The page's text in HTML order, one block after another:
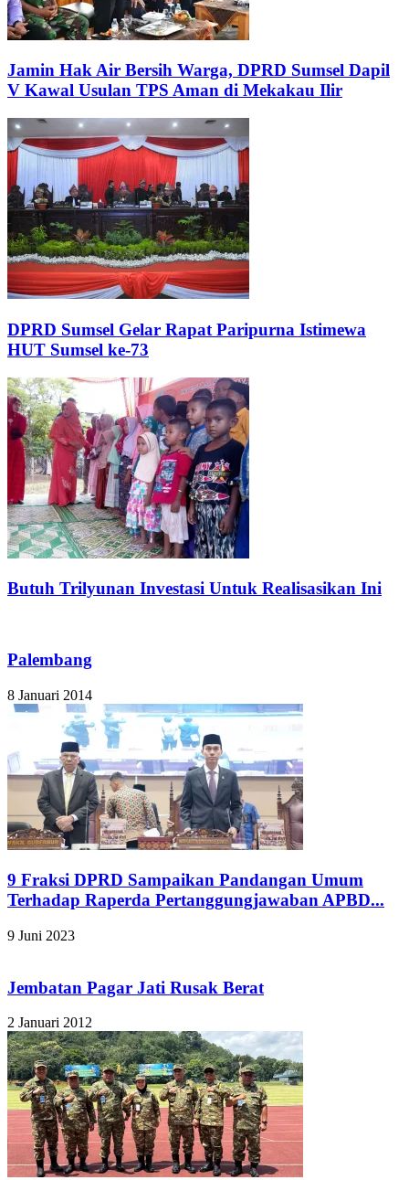
Jamin Hak Air Bersih Warga, DPRD Sumsel Dapil
V Kawal Usulan TPS Aman di Mekakau Ilir
DPRD Sumsel Gelar Rapat Paripurna Istimewa
HUT Sumsel ke-73
Butuh Trilyunan Investasi Untuk Realisasikan Ini
Palembang
8 Januari 2014
9 Fraksi DPRD Sampaikan Pandangan Umum
Terhadap Raperda Pertanggungjawaban APBD...
9 Juni 2023
Jembatan Pagar Jati Rusak Berat
2 Januari 2012